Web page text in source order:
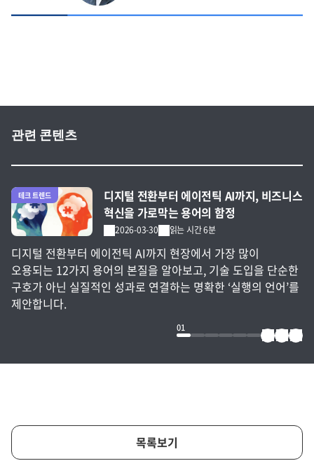
관련 콘텐츠
전체 글 보기
테크 트렌드
2026-03-30 읽는 시간 6분
디지털 전환부터 에이전틱 AI까지, 비즈니스
혁신을 가로막는 용어의 함정
디지털 전환부터 에이전틱 AI까지 현장에서 가장 많이
오용되는 12가지 용어의 본질을 알아보고, 기술 도입을 단순한
구호가 아닌 실질적인 성과로 연결하는 명확한 ‘실행의 언어’를
제안합니다.
01
목록보기